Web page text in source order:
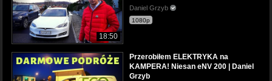
18:50
Daniel Grzyb
1080p
Przerobiłem ELEKTRYKA na
KAMPERA! Niesan eNV 200 | Daniel
Grzyb